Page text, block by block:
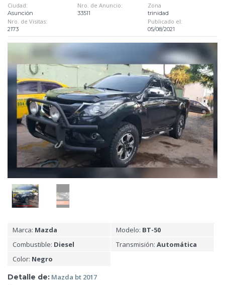
Ciudad:
Asunción
Nro. de Anuncio:
33511
Zona
trinidad
Nro. de Visitas:
2173
Publicado el:
05/08/2021
Marca: Mazda Modelo: BT-50
Combustible: Diesel Transmisión: Automática
Color: Negro
Detalle de: Mazda bt 2017